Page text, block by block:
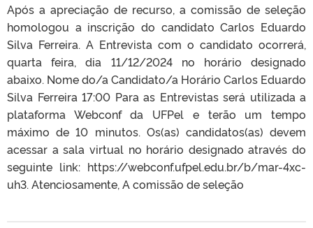
Após a apreciação de recurso, a comissão de seleção
homologou a inscrição do candidato Carlos Eduardo
Silva Ferreira. A Entrevista com o candidato ocorrerá,
quarta feira, dia 11/12/2024 no horário designado
abaixo. Nome do/a Candidato/a Horário Carlos Eduardo
Silva Ferreira 17:00 Para as Entrevistas será utilizada a
plataforma Webconf da UFPel e terão um tempo
máximo de 10 minutos. Os(as) candidatos(as) devem
acessar a sala virtual no horário designado através do
seguinte link: https://webconf.ufpel.edu.br/b/mar-4xc-
uh3. Atenciosamente, A comissão de seleção